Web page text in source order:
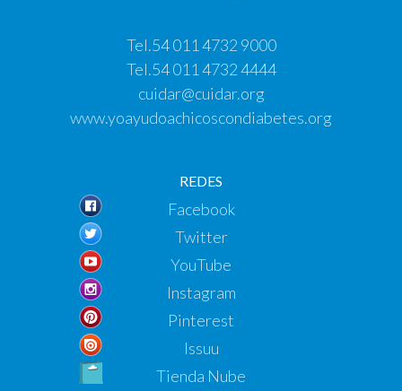
Tel.54 011 4732 9000
Tel.54 011 4732 4444
cuidar@cuidar.org
www.yoayudoachicoscondiabetes.org
REDES
Facebook
Twitter
YouTube
Instagram
Pinterest
Issuu
Tienda Nube